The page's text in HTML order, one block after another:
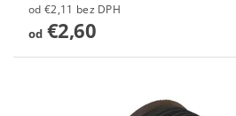
od €2,11 bez DPH
od€2,60